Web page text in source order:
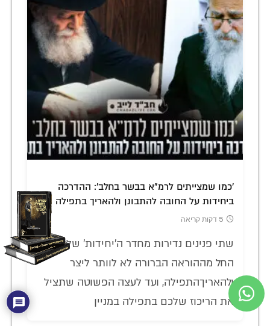
'כמו שמצייתים לרמ"א בבשר בחלב': ההדרכה
ביחידות על החובה להתבונן ולהאריך בתפילה
5 דקות קריאה
שתי פנינים נדירות מחדר ה'יחידות' של הרבי:
החל מההוראה הברורה לא לוותר ליצר
ולהאריךהתפילה, ועד לעצה הפשוטה שתציל
את הריכוז שלכם בתפילה במניין